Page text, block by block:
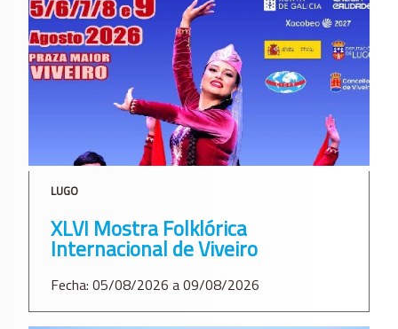
LUGO
XLVI Mostra Folklórica
Internacional de Viveiro
Fecha: 05/08/2026 a 09/08/2026